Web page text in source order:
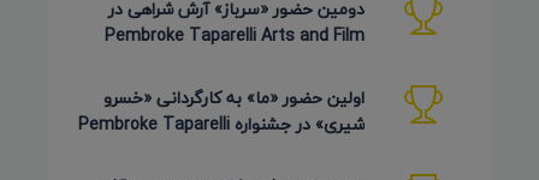
دومین حضور «سرباز» آرش شراهی در
Pembroke Taparelli Arts and Film
اولین حضور «ما» به کارگردانی «خسرو
شیری» در جشنواره Pembroke Taparelli